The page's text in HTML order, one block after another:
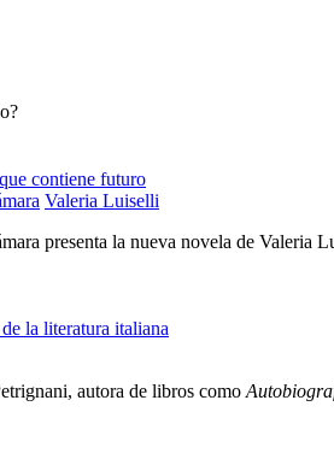
contiene futuro
Valeria Luiselli
presenta la nueva novela de Valeria
la literatura italiana
autora de libros como